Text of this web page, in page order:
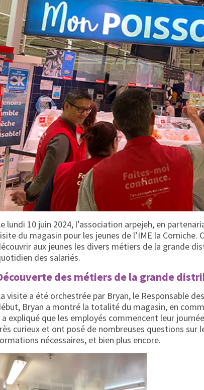
lundi 10 juin 2024, l’association arpejeh, en
du magasin pour les jeunes de l’IME la
aux jeunes les divers métiers de la grande
des salariés.
des métiers de la grande
visite a été orchestrée par Bryan, le Responsable
Bryan a montré la totalité du magasin, en
a expliqué que les employés commencent leur
curieux et ont posé de nombreuses questions sur
nécessaires, et bien plus encore.